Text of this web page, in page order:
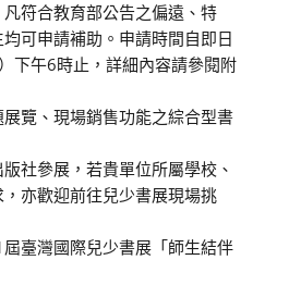
符合教育部公告之偏遠、特
可申請補助。申請時間自即日
下午6時止，詳細內容請參閱附
覽、現場銷售功能之綜合型書
社參展，若貴單位所屬學校、
亦歡迎前往兒少書展現場挑
臺灣國際兒少書展「師生結伴